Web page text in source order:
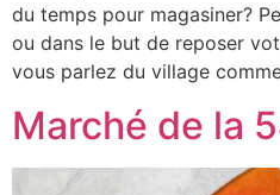
du temps pour magasiner?
ou dans le but de reposer
vous parlez du village
Marché de la